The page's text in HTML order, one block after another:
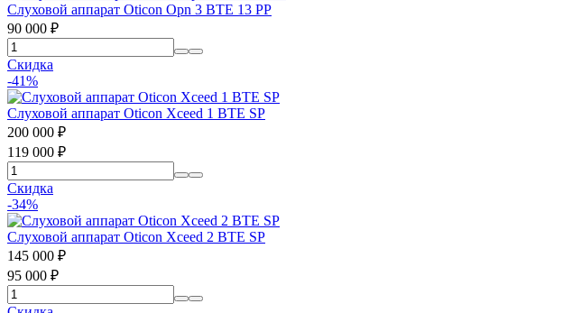
Слуховой аппарат Oticon Opn 3 BTE 13 PP
90 000 ₽
Скидка
-41%
Слуховой аппарат Oticon Xceed 1 BTE SP
200 000 ₽
119 000 ₽
Скидка
-34%
Слуховой аппарат Oticon Xceed 2 BTE SP
145 000 ₽
95 000 ₽